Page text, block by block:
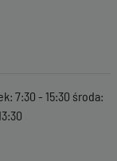
7:30 - 15:30 środa: